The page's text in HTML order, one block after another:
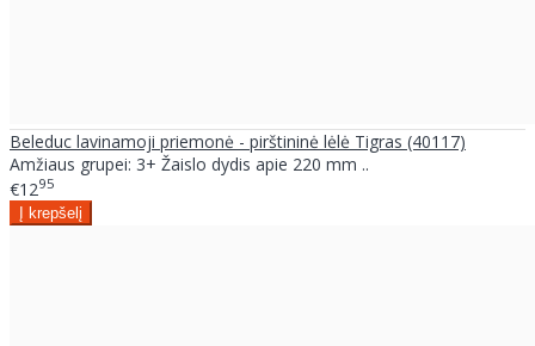
Beleduc lavinamoji priemonė - pirštininė lėlė Tigras (40117)
Amžiaus grupei: 3+ Žaislo dydis apie 220 mm ..
€1295